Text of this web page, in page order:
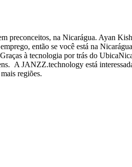
preconceitos, na Nicarágua. Ayan
então se você está na
à tecnologia por trás do
A JANZZ.technology está
regiões.